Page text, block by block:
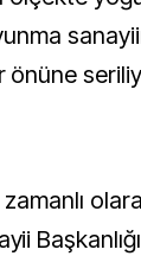
önüne